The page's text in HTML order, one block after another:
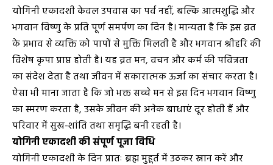
योगिनी एकादशी केवल उपवास का पर्व नहीं, बल्कि आत्मशुद्धि और
भगवान विष्णु के प्रति पूर्ण समर्पण का दिन है। मान्यता है कि इस व्रत
के प्रभाव से व्यक्ति को पापों से मुक्ति मिलती है और भगवान श्रीहरि की
विशेष कृपा प्राप्त होती है। यह व्रत मन, वचन और कर्म की पवित्रता
का संदेश देता है तथा जीवन में सकारात्मक ऊर्जा का संचार करता है।
ऐसा भी माना जाता है कि जो भक्त सच्चे मन से इस दिन भगवान विष्णु
का स्मरण करता है, उसके जीवन की अनेक बाधाएं दूर होती हैं और
परिवार में सुख-शांति तथा समृद्धि बनी रहती है।
योगिनी एकादशी की संपूर्ण पूजा विधि
योगिनी एकादशी के दिन प्रातः ब्रह्म मुहूर्त में उठकर स्नान करें और